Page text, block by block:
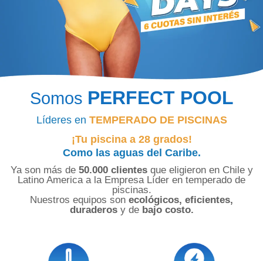
Somos PERFECT POOL
Líderes en TEMPERADO DE PISCINAS
¡Tu piscina a 28 grados!
Como las aguas del Caribe.
Ya son más de 50.000 clientesque eligieron en Chile y
Latino America a la Empresa Líder en temperado de
piscinas.
Nuestros equipos son ecológicos, eficientes,
duraderosy de bajo costo.